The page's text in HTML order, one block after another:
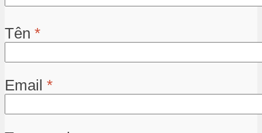
Tên *
Email *